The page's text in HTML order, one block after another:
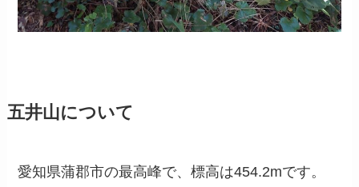
五井山について
愛知県蒲郡市の最高峰で、標高は454.2mです。